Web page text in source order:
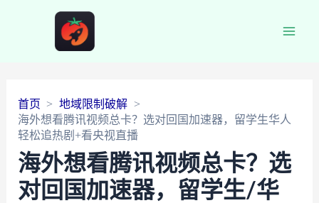
首页
地域限制破解
海外想看腾讯视频总卡？选对回国加速器，留学生华人
轻松追热剧+看央视直播
海外想看腾讯视频总卡？选
对回国加速器，留学生/华